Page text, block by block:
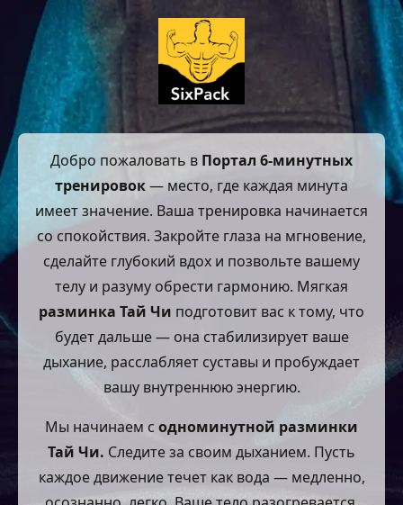
Добро пожаловать в Портал 6-минутных
тренировок— место, где каждая минута
имеет значение. Ваша тренировка начинается
со спокойствия. Закройте глаза на мгновение,
сделайте глубокий вдох и позвольте вашему
телу и разуму обрести гармонию. Мягкая
разминка Тай Чи подготовит вас к тому, что
будет дальше — она стабилизирует ваше
дыхание, расслабляет суставы и пробуждает
вашу внутреннюю энергию.
Мы начинаем с одноминутной разминки
Тай Чи. Следите за своим дыханием. Пусть
каждое движение течет как вода — медленно,